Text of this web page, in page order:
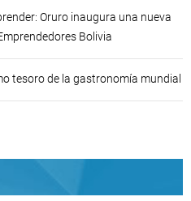
Oruro inaugura una nueva
Bolivia
tesoro de la gastronomía mundial